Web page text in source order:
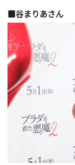
谷まりあさん